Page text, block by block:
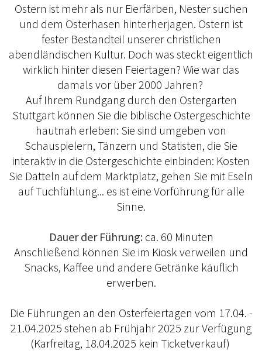
Ostern ist mehr als nur Eierfärben, Nester suchen
und dem Osterhasen hinterherjagen. Ostern ist
fester Bestandteil unserer christlichen
abendländischen Kultur. Doch was steckt eigentlich
wirklich hinter diesen Feiertagen? Wie war das
damals vor über 2000 Jahren?
Auf Ihrem Rundgang durch den Ostergarten
Stuttgart können Sie die biblische Ostergeschichte
hautnah erleben: Sie sind umgeben von
Schauspielern, Tänzern und Statisten, die Sie
interaktiv in die Ostergeschichte einbinden: Kosten
Sie Datteln auf dem Marktplatz, gehen Sie mit Eseln
auf Tuchfühlung... es ist eine Vorführung für alle
Sinne.
Dauer der Führung:ca. 60 Minuten
Anschließend können Sie im Kiosk verweilen und
Snacks, Kaffee und andere Getränke käuflich
erwerben.
Die Führungen an den Osterfeiertagen vom 17.04. -
21.04.2025 stehen ab Frühjahr 2025 zur Verfügung
(Karfreitag, 18.04.2025 kein Ticketverkauf)